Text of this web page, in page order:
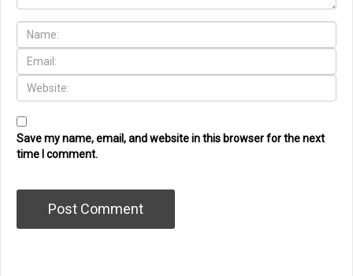
Save my name, email, and website in this browser for the next
time I comment.